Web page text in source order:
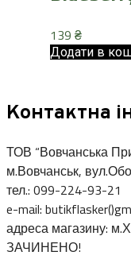
139 ₴
Додати в
Контактна
ТОВ “Вовчанська
м.Вовчанськ,
тел.: 099-224-93-21
e-mail:
адреса магазину:
ЗАЧИНЕНО!